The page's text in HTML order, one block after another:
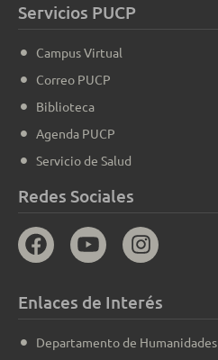
Servicios PUCP
Campus Virtual
Correo PUCP
Biblioteca
Agenda PUCP
Servicio de Salud
Redes Sociales
Enlaces de Interés
Departamento de Humanidades